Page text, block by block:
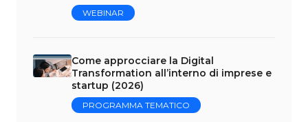
WEBINAR
Come approcciare la Digital
Transformation all’interno di imprese e
startup (2026)
PROGRAMMA TEMATICO